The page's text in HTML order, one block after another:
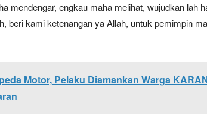
NOW
Pekalongan dan BPSDMP Kemenhub
mendengar, engkau maha melihat, wujudkan lah
beri kami ketenangan ya Allah, untuk pemimpin
Motor, Pelaku Diamankan Warga